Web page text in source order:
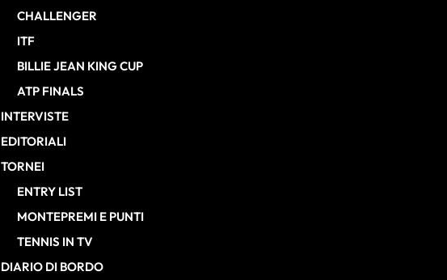
CHALLENGER
ITF
BILLIE JEAN KING CUP
ATP FINALS
INTERVISTE
EDITORIALI
TORNEI
ENTRY LIST
MONTEPREMI E PUNTI
TENNIS IN TV
DIARIO DI BORDO